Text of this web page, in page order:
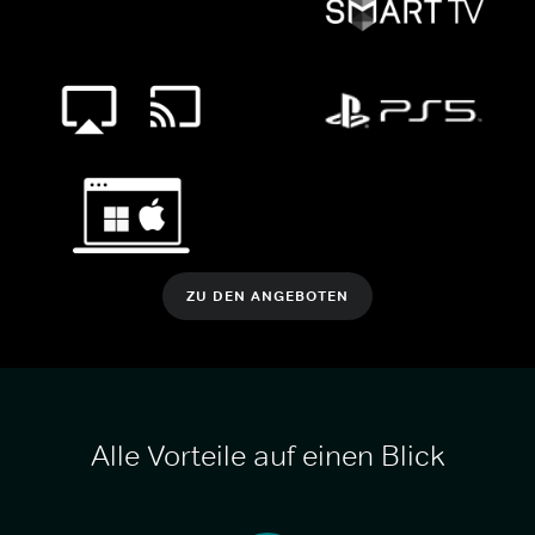
ZU DEN ANGEBOTEN
Alle Vorteile auf einen Blick